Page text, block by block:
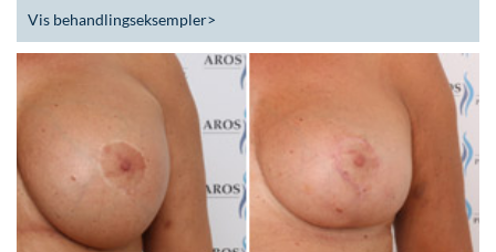
Vis behandlingseksempler>